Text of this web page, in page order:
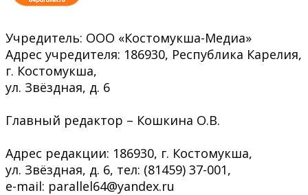
Учредитель: ООО «Костомукша-Медиа»
Адрес учредителя: 186930, Республика Карелия,
г. Костомукша,
ул. Звёздная, д. 6
Главный редактор – Кошкина О.В.
Адрес редакции: 186930, г. Костомукша,
ул. Звёздная, д. 6, тел: (81459) 37-001,
e-mail: parallel64@yandex.ru